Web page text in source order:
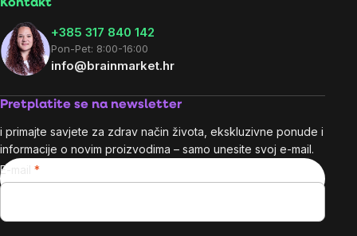
Kontakt
+385 317 840 142
Pon-Pet: 8:00-16:00
info@brainmarket.hr
Pretplatite se na newsletter
i primajte savjete za zdrav način života, ekskluzivne ponude i
informacije o novim proizvodima – samo unesite svoj e-mail.
E-mail